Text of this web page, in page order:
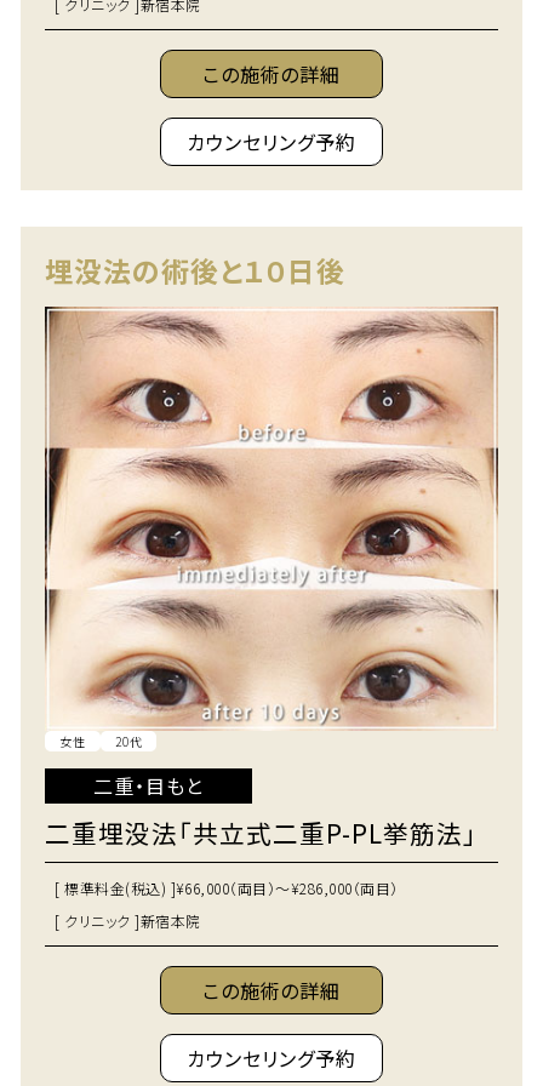
[ クリニック ] 新宿本院
この施術の詳細
カウンセリング予約
埋没法の術後と１０日後
女性 20代
二重・目もと
二重埋没法「共立式二重P-PL挙筋法」
[ 標準料金(税込) ]¥66,000（両目）～¥286,000（両目）
[ クリニック ]新宿本院
この施術の詳細
カウンセリング予約